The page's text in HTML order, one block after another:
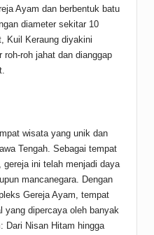
Ayam dan berbentuk batu
diameter sekitar 10
Kuil Keraung diyakini
roh jahat dan dianggap
wisata yang unik dan
Tengah. Sebagai tempat
ini telah menjadi daya
mancanegara. Dengan
Gereja Ayam, tempat
yang dipercaya oleh banyak
Dari Nisan Hitam hingga